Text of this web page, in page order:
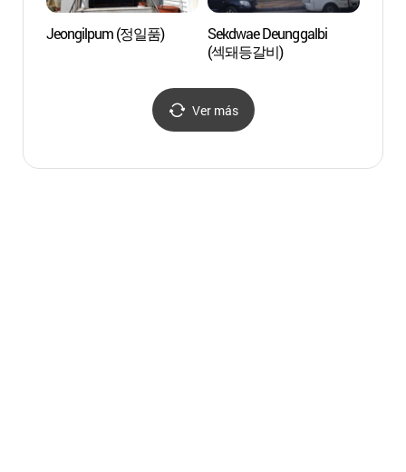
Jeongilpum (정일품)
Sekdwae Deunggalbi
(섹돼등갈비)
Ver más